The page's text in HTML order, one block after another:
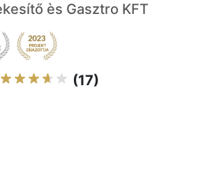
ès Gasztro KFT
(17)